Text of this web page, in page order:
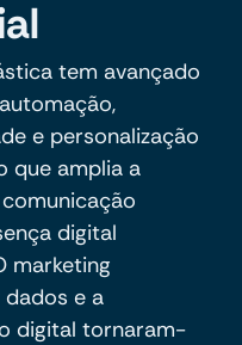
tem avançado
e personalização
que amplia a
digital
marketing
e a
digital tornaram-